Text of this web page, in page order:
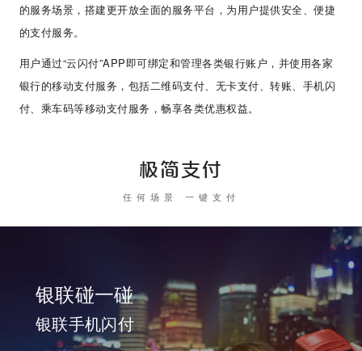
的服务场景，搭建更开放全面的服务平台，为用户提供安全、便捷
的支付服务。
用户通过“云闪付”APP即可绑定和管理各类银行账户，并使用各家
银行的移动支付服务，包括二维码支付、无卡支付、转账、手机闪
付、乘车码等移动支付服务，畅享各类优惠权益。
极简支付
任何场景 一键支付
银联碰一碰
银联手机闪付